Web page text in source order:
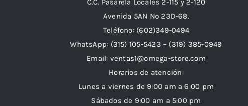
C.C. Pasarela Locales 2-115 y 2-120
Avenida 5AN Nº 23D-68.
Teléfono: (602)349-0494
WhatsApp: (315) 105-5423 – (319) 385-0949
Email: ventas1@omega-store.com
Horarios de atención:
Lunes a viernes de 9:00 am a 6:00 pm
Sábados de 9:00 am a 5:00 pm